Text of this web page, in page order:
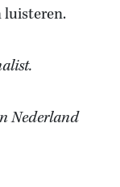
luisteren.
Nederland